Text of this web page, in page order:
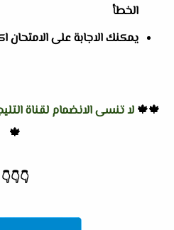
الخطأ
يمكنك الاجابة على الامتحان
🍁🍁 لا تنسى الانضمام لقناة
🍁
👇
👇
👇